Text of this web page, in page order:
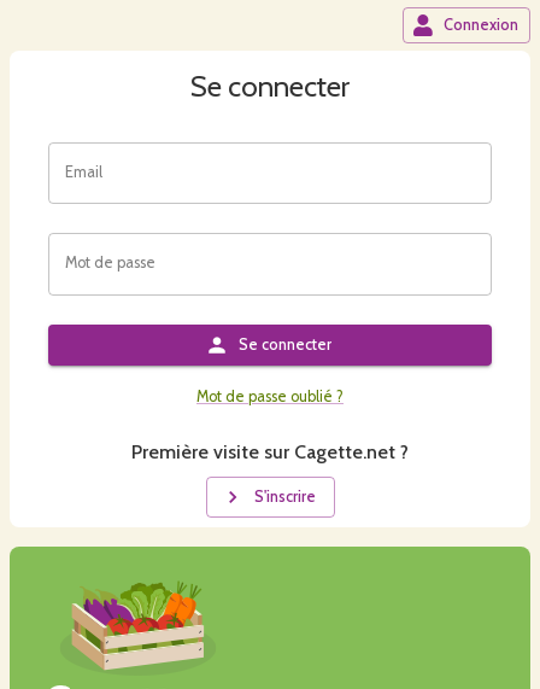
Connexion
Se connecter
Email
Mot de passe
Se connecter
Mot de passe oublié ?
Première visite sur Cagette.net ?
S'inscrire